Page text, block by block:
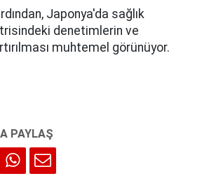
Japonya'da sağlık
denetimlerin ve
muhtemel görünüyor.